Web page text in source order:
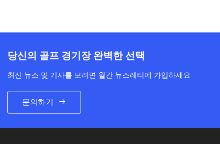
당신의 골프 경기장 완벽한 선택
최신 뉴스 및 기사를 보려면 월간 뉴스레터에 가입하세요
문의하기